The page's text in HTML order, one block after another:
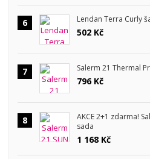
6 Lendan Terra Curly
502 Kč
7 Salerm 21 Thermal
796 Kč
8
AKCE 2+1 zdarma!
sada
1 168 Kč